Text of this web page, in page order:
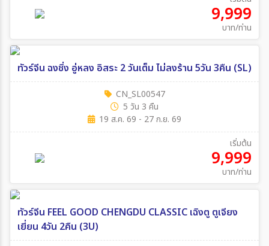
9,999
บาท/ท่าน
ทัวร์จีน ฉงชิ่ง อู่หลง อิสระ 2 วันเต็ม ไม่ลงร้าน 5วัน 3คืน (SL)
CN_SL00547
5 วัน 3 คืน
19 ส.ค. 69 - 27 ก.ย. 69
เริ่มต้น
9,999
บาท/ท่าน
ทัวร์จีน FEEL GOOD CHENGDU CLASSIC เฉิงตู ตูเจียง
เยี่ยน 4วัน 2คืน (3U)